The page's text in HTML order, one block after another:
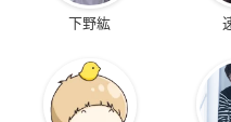
下野紘